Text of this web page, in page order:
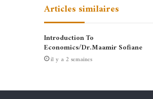
Articles similaires
Introduction To
Economics/Dr.Maamir Sofiane
il y a 2 semaines